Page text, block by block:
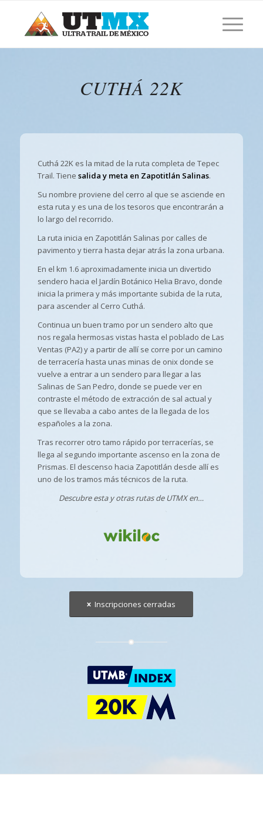
CUTHÁ 22K
Cuthá 22K es la mitad de la ruta completa de Tepec
Trail. Tiene salida y meta en Zapotitlán Salinas.
Su nombre proviene del cerro al que se asciende en
esta ruta y es una de los tesoros que encontrarán a
lo largo del recorrido.
La ruta inicia en Zapotitlán Salinas por calles de
pavimento y tierra hasta dejar atrás la zona urbana.
En el km 1.6 aproximadamente inicia un divertido
sendero hacia el Jardín Botánico Helia Bravo, donde
inicia la primera y más importante subida de la ruta,
para ascender al Cerro Cuthá.
Continua un buen tramo por un sendero alto que
nos regala hermosas vistas hasta el poblado de Las
Ventas (PA2) y a partir de allí se corre por un camino
de terracería hasta unas minas de onix donde se
vuelve a entrar a un sendero para llegar a las
Salinas de San Pedro, donde se puede ver en
contraste el método de extracción de sal actual y
que se llevaba a cabo antes de la llegada de los
españoles a la zona.
Tras recorrer otro tamo rápido por terracerías, se
llega al segundo importante ascenso en la zona de
Prismas. El descenso hacia Zapotitlán desde allí es
uno de los tramos más técnicos de la ruta.
Descubre esta y otras rutas de UTMX en…
Inscripciones cerradas